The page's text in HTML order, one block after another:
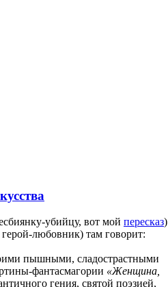
убийцу, вот мой пересказ)
любовник) там говорит:
пышными, сладострастными
фантасмагории «Женщина,
гения, святой поэзией,